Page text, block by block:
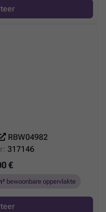
RBW04982
317146
€
bewoonbare oppervlakte